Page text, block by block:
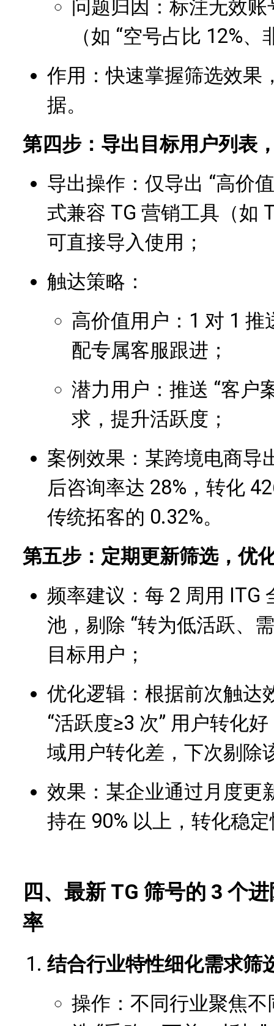
问题归因：标注无效
（如 “空号占比 12%
作用：快速掌握筛选效果
据。
第四步：导出目标用户列表
导出操作：仅导出 “高价
式兼容 TG 营销工具（如
可直接导入使用；
触达策略：
高价值用户：1 对 1 推
配专属客服跟进；
潜力用户：推送 “客户
求，提升活跃度；
案例效果：某跨境电商导
后咨询率达 28%，转化
传统拓客的 0.32%。
第五步：定期更新筛选，优
频率建议：每 2 周用 ITG
池，剔除 “转为低活跃、
目标用户；
优化逻辑：根据前次触达
“活跃度≥3 次” 用户转化
域用户转化差，下次剔除
效果：某企业通过月度更
持在 90% 以上，转化稳
四、最新 TG 筛号的 3 个
率
结合行业特性细化需求筛
操作：不同行业聚焦